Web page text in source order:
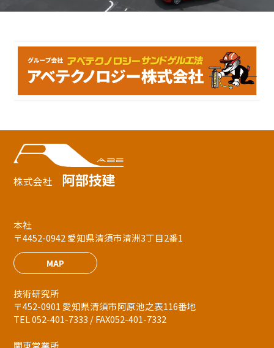
株式会社 阿部技建
本社
〒4452-0942 愛知県清須市清洲3丁目2番1
MAP
技術研究所
〒452-0901 愛知県清須市阿原池之表116番地
TEL 052-401-7333 / FAX052-401-7332
関東営業所